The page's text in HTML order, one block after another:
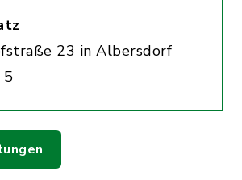
23 in Albersdorf
5